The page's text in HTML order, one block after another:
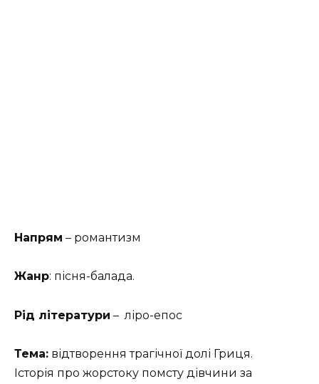
Напрям – романтизм
Жанр: пісня-балада.
Рід літератури – ліро-епос
Тема: відтворення трагічної долі Гриця.
Історія про жорстоку помсту дівчини за